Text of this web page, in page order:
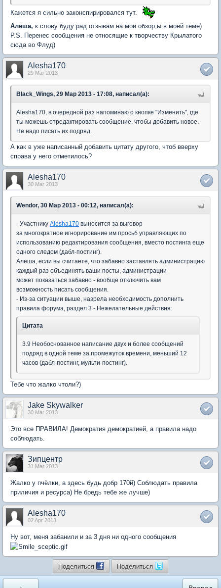
Кажется я сильно законспирировался тут.
Алеша, к слову буду рад отзывам на мои обзор,ы в моей теме)
P.S. Перенес сообщения не относящие к творчеству Крылатого
сюда во Флуд)
Alesha170
29 Mar 2013
Black_Wings, 29 Мар 2013 - 17:08, написал(а):
Alesha170, в очередной раз напоминаю о кнопке "Изменить", где
ты можешь отредактировать сообщение, чтобы добавить новое.
Не надо писать их подряд.
А как в уже написанный добавить цитату другого, чтоб вверху
справа у него отметилось?
Alesha170
30 Mar 2013
Wendor, 30 Мар 2013 - 00:12, написал(а):
- Участнику Alesha170 выносится за выговор
за многократное игнорирование им просьб управляющих по
использованию редактирования сообщения, вместо постинга еще
одного следом (дабл-постинг).
Алеша, если вы считаете, что забавно заставлять администрацию
каждый раз объединять ваши посты, администрации
может показаться забавно - вообще отключить вам
возможность писать сообщения.
- Из-за ситуации выше, назрела необходимость дополнить
правила форума, раздел 3 - Нежелательные действия:
Цитата
3.9 Необоснованное написание двух и более сообщений
подряд в одной теме за промежуток времени, меньший 12
часов (дабл-постинг, мульти-постинг).
Тебе что жалко чтоли?)
Jake Skywalker
30 Mar 2013
Это все ПРАВИЛА! Демократия демократией, а правила надо
соблюдать.
Зипцентр
31 Mar 2013
Жалко у пчёлки, а здесь будь добр 170й) Соблюдать правила
приличия и ресурса) Не бредь тебе же лучше)
Alesha170
02 Apr 2013
Ну вот, меня забанили и за 3 дня ни одного сообщения
Поделиться Поделиться